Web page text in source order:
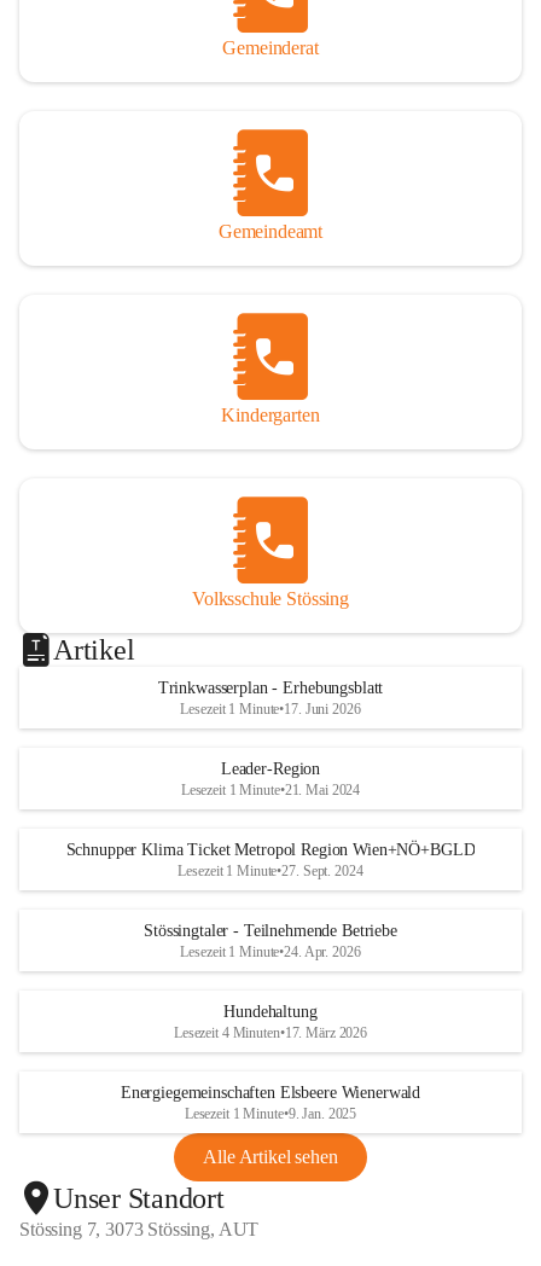
Gemeinderat
Gemeindeamt
Kindergarten
Volksschule Stössing
Artikel
Trinkwasserplan - Erhebungsblatt
Lesezeit 1 Minute•17. Juni 2026
Leader-Region
Lesezeit 1 Minute•21. Mai 2024
Schnupper Klima Ticket Metropol Region Wien+NÖ+BGLD
Lesezeit 1 Minute•27. Sept. 2024
Stössingtaler - Teilnehmende Betriebe
Lesezeit 1 Minute•24. Apr. 2026
Hundehaltung
Lesezeit 4 Minuten•17. März 2026
Energiegemeinschaften Elsbeere Wienerwald
Lesezeit 1 Minute•9. Jan. 2025
Alle Artikel sehen
Unser Standort
Stössing 7, 3073 Stössing, AUT